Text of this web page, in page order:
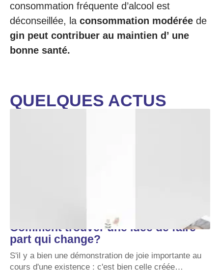
consommation fréquente d’alcool est
déconseillée, la consommation modérée de
gin peut contribuer au maintien d’ une
bonne santé.
QUELQUES ACTUS
Comment trouver une idée de faire
part qui change?
S'il y a bien une démonstration de joie importante au
cours d'une existence : c'est bien celle créée…